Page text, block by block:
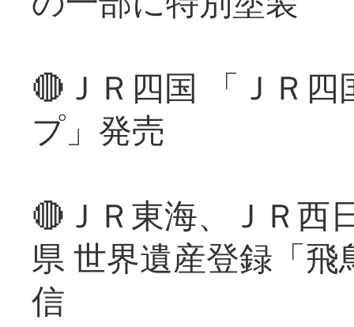
🔴ＪＲ四国 「ＪＲ
プ」発売
🔴ＪＲ東海、ＪＲ西
県 世界遺産登録「
信